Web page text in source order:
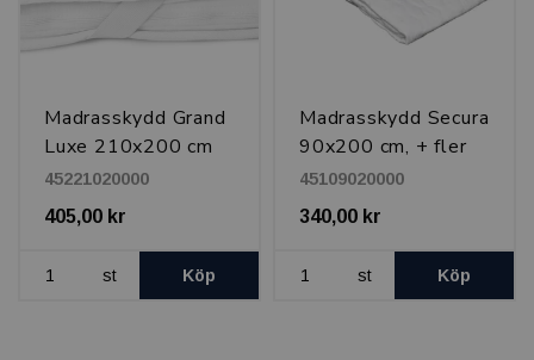
Madrasskydd Grand
Luxe 210x200 cm
45221020000
405,00 kr
st Köp
Madrasskydd Secura
90x200 cm, + fler
storlekar
45109020000
340,00 kr
st Köp